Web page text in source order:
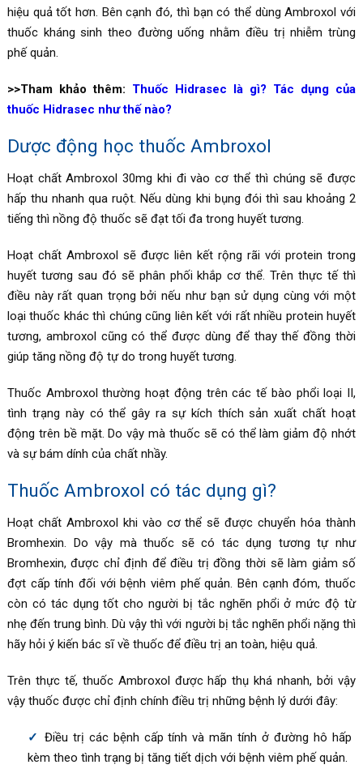
hiệu quả tốt hơn. Bên cạnh đó, thì bạn có thể dùng Ambroxol với
thuốc kháng sinh theo đường uống nhằm điều trị nhiễm trùng
phế quản.
>>Tham khảo thêm: Thuốc Hidrasec là gì? Tác dụng của
thuốc Hidrasec như thế nào?
Dược động học thuốc Ambroxol
Hoạt chất Ambroxol 30mg khi đi vào cơ thể thì chúng sẽ được
hấp thu nhanh qua ruột. Nếu dùng khi bụng đói thì sau khoảng 2
tiếng thì nồng độ thuốc sẽ đạt tối đa trong huyết tương.
Hoạt chất Ambroxol sẽ được liên kết rộng rãi với protein trong
huyết tương sau đó sẽ phân phối khắp cơ thể. Trên thực tế thì
điều này rất quan trọng bởi nếu như bạn sử dụng cùng với một
loại thuốc khác thì chúng cũng liên kết với rất nhiều protein huyết
tương, ambroxol cũng có thể được dùng để thay thế đồng thời
giúp tăng nồng độ tự do trong huyết tương.
Thuốc Ambroxol thường hoạt động trên các tế bào phổi loại II,
tình trạng này có thể gây ra sự kích thích sản xuất chất hoạt
động trên bề mặt. Do vậy mà thuốc sẽ có thể làm giảm độ nhớt
và sự bám dính của chất nhầy.
Thuốc Ambroxol có tác dụng gì?
Hoạt chất Ambroxol khi vào cơ thể sẽ được chuyển hóa thành
Bromhexin.
Do vậy mà thuốc sẽ có tác dụng tương tự như
Bromhexin, được chỉ định để điều trị đồng thời sẽ làm giảm số
đợt cấp tính đối vớibệnh viêm phế quản . Bên cạnh đóm, thuốc
còn có tác dụng tốt cho người bị tắc nghẽn phổi ở mức độ từ
nhẹ đến trung bình. Dù vậy thì với người bị tắc nghẽn phổi nặng thì
hãy hỏi ý kiến bác sĩ về thuốc để điều trị an toàn, hiệu quả.
Trên thực tế, thuốc Ambroxol được hấp thụ khá nhanh, bởi vậy
vậy thuốc được chỉ định chính điều trị những bệnh lý dưới đây:
Điều trị các bệnh cấp tính và mãn tính ở đường hô hấp
kèm theo tình trạng bị tăng tiết dịch với bệnh viêm phế quản.